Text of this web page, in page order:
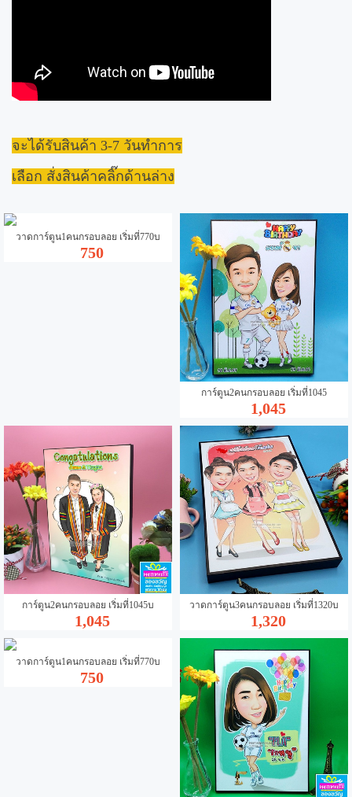
จะได้รับสินค้า 3-7 วันทำการ
เลือก สั่งสินค้าคลิ๊กด้านล่าง
วาดการ์ตูน1คนกรอบลอย เริ่มที่770บ
750
การ์ตูน2คนกรอบลอย เริ่มที่1045
1,045
การ์ตูน2คนกรอบลอย เริ่มที่1045บ
1,045
วาดการ์ตูน3คนกรอบลอย เริ่มที่1320บ
1,320
วาดการ์ตูน1คนกรอบลอย เริ่มที่770บ
750